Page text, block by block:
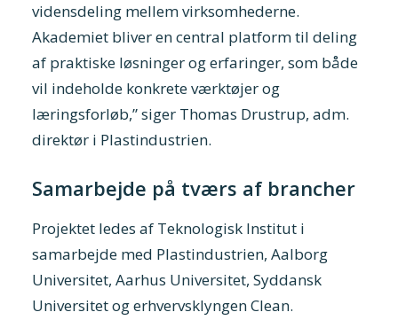
vidensdeling mellem virksomhederne.
Akademiet bliver en central platform til deling
af praktiske løsninger og erfaringer, som både
vil indeholde konkrete værktøjer og
læringsforløb,” siger Thomas Drustrup, adm.
direktør i Plastindustrien.
Samarbejde på tværs af brancher
Projektet ledes af Teknologisk Institut i
samarbejde med Plastindustrien, Aalborg
Universitet, Aarhus Universitet, Syddansk
Universitet og erhvervsklyngen Clean.